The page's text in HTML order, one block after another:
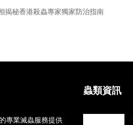
揭秘香港殺蟲專家獨家防治指南
專業滅蟲服務提供
蟲類資訊